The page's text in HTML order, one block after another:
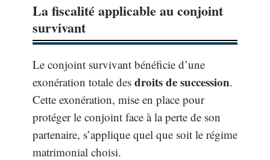
La fiscalité applicable au conjoint
survivant
Le conjoint survivant bénéficie d’une
exonération totale des droits de succession.
Cette exonération, mise en place pour
protéger le conjoint face à la perte de son
partenaire, s’applique quel que soit le régime
matrimonial choisi.